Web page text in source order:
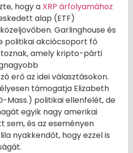
hogy a XRP árfolyamához
alap (ETF)
Garlinghouse és
politikai akciócsoport fő
amely kripto-párti
erő az idei választásokon.
támogatja Elizabeth
Mass.) politikai ellenfelét, de
egyik nagy amerikai
sem, és az eseményen
nyakkendőt, hogy ezzel is